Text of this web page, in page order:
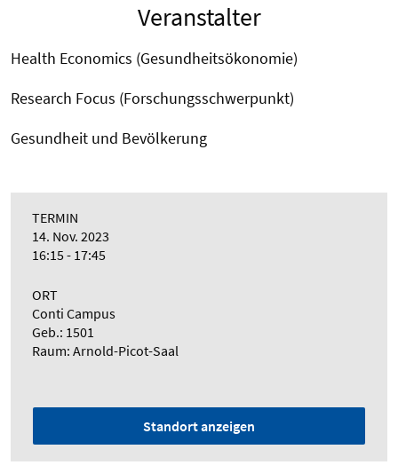
Veranstalter
Health Economics (Gesundheitsökonomie)
Research Focus (Forschungsschwerpunkt)
Gesundheit und Bevölkerung
TERMIN
14. Nov. 2023
16:15 - 17:45
ORT
Conti Campus
Geb.: 1501
Raum: Arnold-Picot-Saal
Standort anzeigen